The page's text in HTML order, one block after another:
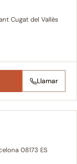
Cugat del Vallès
Llamar
08173 ES